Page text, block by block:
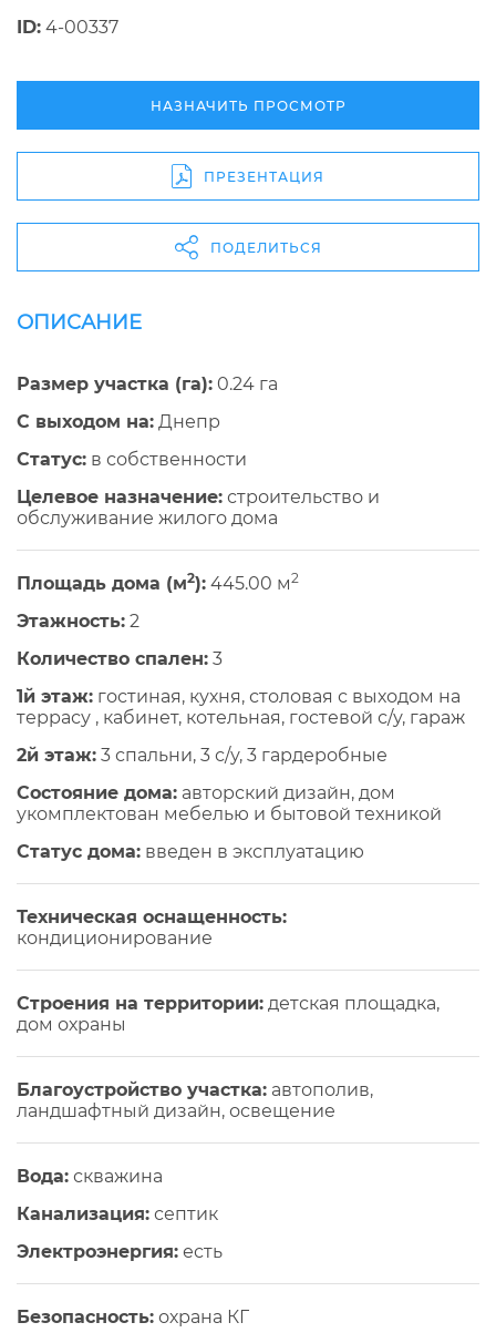
ID: 4-00337
НАЗНАЧИТЬ ПРОСМОТР
ПРЕЗЕНТАЦИЯ
ПОДЕЛИТЬСЯ
ОПИСАНИЕ
Размер участка (га): 0.24 га
С выходом на: Днепр
Cтатус: в собственности
Целевое назначение: строительство и
обслуживание жилого дома
Площадь дома (м2): 445.00 м2
Этажность: 2
Количество спален: 3
1й этаж: гостиная, кухня, столовая с выходом на
террасу , кабинет, котельная, гостевой с/у, гараж
2й этаж: 3 спальни, 3 с/у, 3 гардеробные
Состояние дома: авторский дизайн, дом
укомплектован мебелью и бытовой техникой
Статус дома: введен в эксплуатацию
Техническая оснащенность:
кондиционирование
Строения на территории: детская площадка,
дом охраны
Благоустройство участка: автополив,
ландшафтный дизайн, освещение
Вода: скважина
Канализация: септик
Электроэнергия: есть
Безопасность: охрана КГ